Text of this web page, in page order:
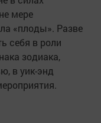
мере
«плоды». Разве
себя в роли
зодиака,
в уик-энд